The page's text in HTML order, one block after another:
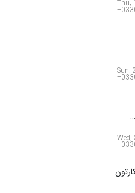
Thu,
Sun,
Wed,